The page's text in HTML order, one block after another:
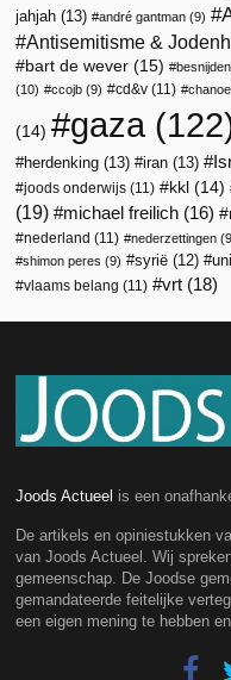
jahjah (13) andré gantman (9)
Antisemitisme &
bart de wever (15)
(10)
ccojb (9) cd&v (11)
(14) gaza
herdenking (13) iran (13)
joods onderwijs (11) kkl (14)
(19)
michael freilich (16)
nederland (11) nederzettingen
shimon peres (9) syrië (12)
vlaams belang (11) vrt (18)
Joods Actueel is een
De artikels en opiniestukken
van Joods Actueel. Wij
gemeenschap. De Joodse
gemandateerde feitelijke
een eigen mening te hebben